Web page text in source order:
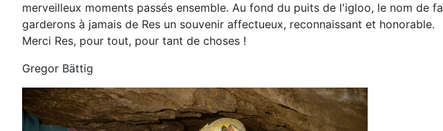
merveilleux moments passés ensemble. Au fond du puits de l'igloo, le nom
garderons à jamais de Res un souvenir affectueux, reconnaissant et honorable.
Merci Res, pour tout, pour tant de choses !
Gregor Bättig